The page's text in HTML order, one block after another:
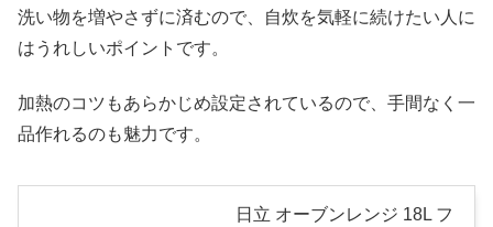
洗い物を増やさずに済むので、自炊を気軽に続けたい人に
はうれしいポイントです。
加熱のコツもあらかじめ設定されているので、手間なく一
品作れるのも魅力です。
日立 オーブンレンジ 18L フ